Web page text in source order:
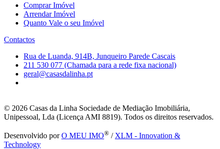
Comprar Imóvel
Arrendar Imóvel
Quanto Vale o seu Imóvel
Contactos
Rua de Luanda, 914B, Junqueiro Parede Cascais
211 530 077 (Chamada para a rede fixa nacional)
geral@casasdalinha.pt
© 2026 Casas da Linha Sociedade de Mediação Imobiliária,
Unipessoal, Lda (Licença AMI 8819). Todos os direitos reservados.
Desenvolvido porO MEU IMO® / XLM - Innovation &
Technology